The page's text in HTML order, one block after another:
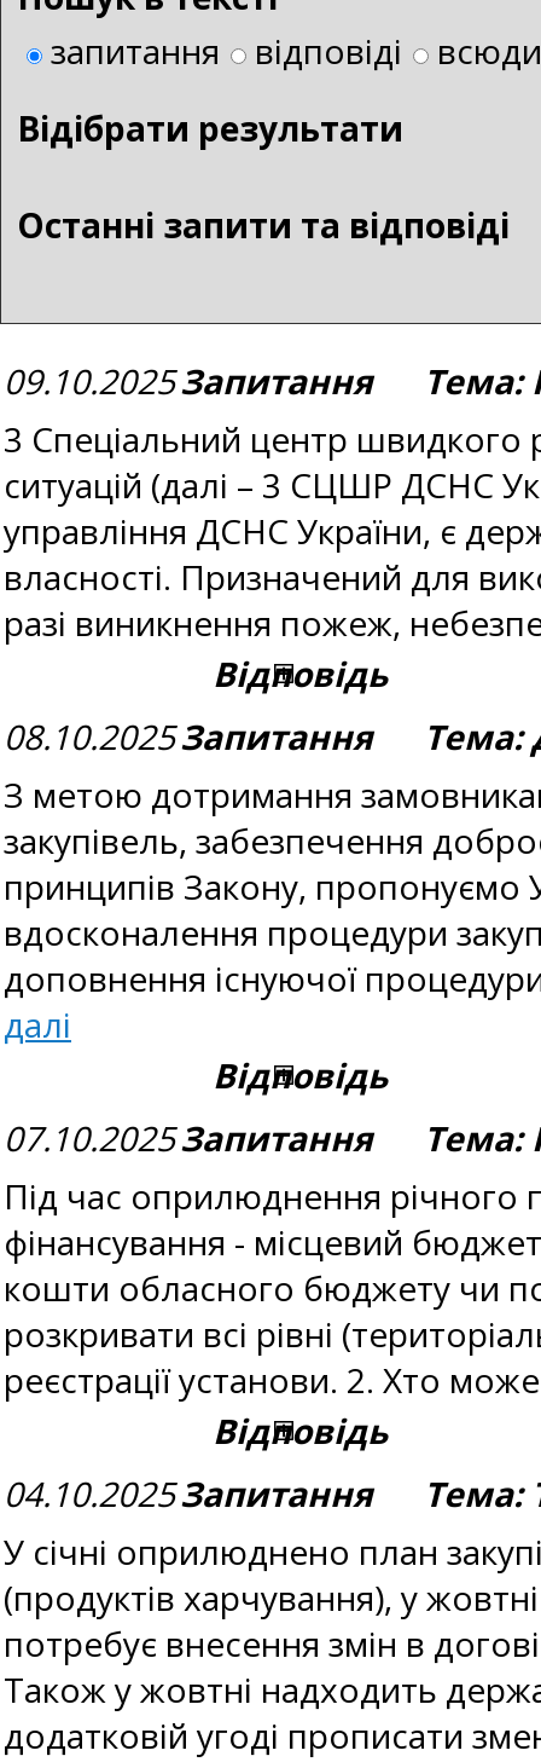
запитання
відповіді
всюди
Bідібрати результати
Останні запити та відповіді
09.10.2025Запитання Тема:
3 Спеціальний центр швидкого
ситуацій (далі – 3 СЦШР ДСНС
управління ДСНС України, є
власності. Призначений для
разі виникнення пожеж,
Відповідь
08.10.2025Запитання Тема:
З метою дотримання
закупівель, забезпечення
принципів Закону,
вдосконалення процедури
доповнення існуючої
далі
Відповідь
07.10.2025Запитання Тема:
Під час оприлюднення річного
фінансування - місцевий
кошти обласного бюджету чи
розкривати всі рівні
реєстрації установи. 2. Хто
Відповідь
04.10.2025Запитання Тема:
У січні оприлюднено план
(продуктів харчування), у
потребує внесення змін в
Також у жовтні надходить
додатковій угоді прописати